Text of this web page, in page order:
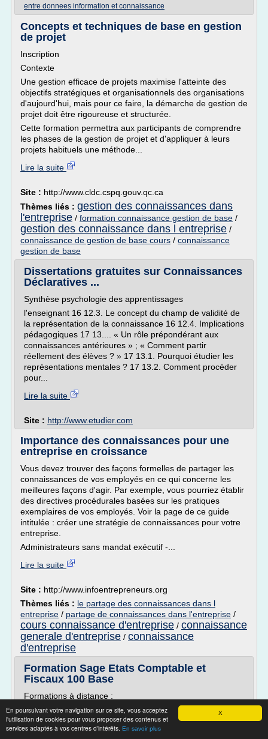
X
En poursuivant votre navigation sur ce site, vous acceptez
l'utilisation de cookies pour vous proposer des contenus et
services adaptés à vos centres d'intérêts. En savoir plus
entre donnees information et connaissance
Concepts et techniques de base en gestion
de projet
Inscription
Contexte
Une gestion efficace de projets maximise l'atteinte des
objectifs stratégiques et organisationnels des organisations
d'aujourd'hui, mais pour ce faire, la démarche de gestion de
projet doit être rigoureuse et structurée.
Cette formation permettra aux participants de comprendre
les phases de la gestion de projet et d'appliquer à leurs
projets habituels une méthode...
Lire la suite
Site : http://www.cldc.cspq.gouv.qc.ca
Thèmes liés : gestion des connaissances dans
l'entreprise / formation connaissance gestion de base /
gestion des connaissance dans l entreprise /
connaissance de gestion de base cours / connaissance
gestion de base
Dissertations gratuites sur Connaissances
Déclaratives ...
Synthèse psychologie des apprentissages
l'enseignant 16 12.3. Le concept du champ de validité de
la représentation de la connaissance 16 12.4. Implications
pédagogiques 17 13.... « Un rôle prépondérant aux
connaissances antérieures » ; « Comment partir
réellement des élèves ? » 17 13.1. Pourquoi étudier les
représentations mentales ? 17 13.2. Comment procéder
pour...
Lire la suite
Site : http://www.etudier.com
Importance des connaissances pour une
entreprise en croissance
Vous devez trouver des façons formelles de partager les
connaissances de vos employés en ce qui concerne les
meilleures façons d'agir. Par exemple, vous pourriez établir
des directives procédurales basées sur les pratiques
exemplaires de vos employés. Voir la page de ce guide
intitulée : créer une stratégie de connaissances pour votre
entreprise.
Administrateurs sans mandat exécutif -...
Lire la suite
Site : http://www.infoentrepreneurs.org
Thèmes liés : le partage des connaissances dans l
entreprise / partage de connaissances dans l'entreprise /
cours connaissance d'entreprise / connaissance
generale d'entreprise / connaissance
d'entreprise
Formation Sage Etats Comptable et
Fiscaux 100 Base
Formations à distance :
Formations Sage Etats Comptable et Fiscaux 100 Base
individuelles personnalisées à distance avec une simple
connexion ADSL.